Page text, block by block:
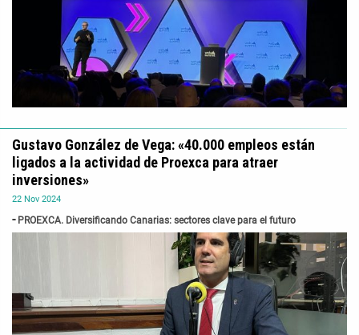
22 Nov 2024
PROEXCA. Diversificando Canarias: sectores clave para el futuro
Gustavo González de Vega: «40.000 empleos están
ligados a la actividad de Proexca para atraer
inversiones»